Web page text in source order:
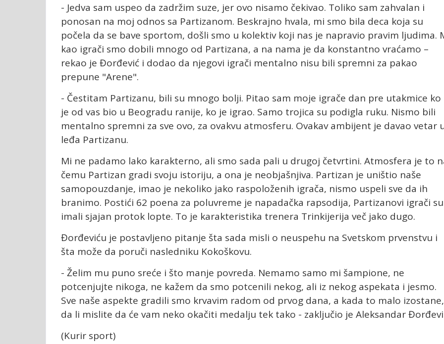
- Jedva sam uspeo da zadržim suze, jer ovo nisamo čekivao. Toliko sam zahvalan i
ponosan na moj odnos sa Partizanom. Beskrajno hvala, mi smo bila deca koja su
počela da se bave sportom, došli smo u kolektiv koji nas je napravio pravim ljudima.
kao igrači smo dobili mnogo od Partizana, a na nama je da konstantno vraćamo –
rekao je Đorđević i dodao da njegovi igrači mentalno nisu bili spremni za pakao
prepune "Arene".
- Čestitam Partizanu, bili su mnogo bolji. Pitao sam moje igrače dan pre utakmice ko
je od vas bio u Beogradu ranije, ko je igrao. Samo trojica su podigla ruku. Nismo bili
mentalno spremni za sve ovo, za ovakvu atmosferu. Ovakav ambijent je davao vetar
leđa Partizanu.
Mi ne padamo lako karakterno, ali smo sada pali u drugoj četvrtini. Atmosfera je to
čemu Partizan gradi svoju istoriju, a ona je neobjašnjiva. Partizan je uništio naše
samopouzdanje, imao je nekoliko jako raspoloženih igrača, nismo uspeli sve da ih
branimo. Postići 62 poena za poluvreme je napadačka rapsodija, Partizanovi igrači su
imali sjajan protok lopte. To je karakteristika trenera Trinkijerija več jako dugo.
Đorđeviću je postavljeno pitanje šta sada misli o neuspehu na Svetskom prvenstvu i
šta može da poruči nasledniku Kokoškovu.
- Želim mu puno sreće i što manje povreda. Nemamo samo mi šampione, ne
potcenjujte nikoga, ne kažem da smo potcenili nekog, ali iz nekog aspekata i jesmo.
Sve naše aspekte gradili smo krvavim radom od prvog dana, a kada to malo izostane,
da li mislite da će vam neko okačiti medalju tek tako - zaključio je Aleksandar
(Kurir sport)